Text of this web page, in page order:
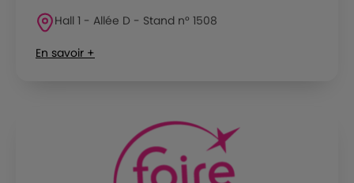
Hall 1 - Allée D - Stand n° 1508
En savoir +